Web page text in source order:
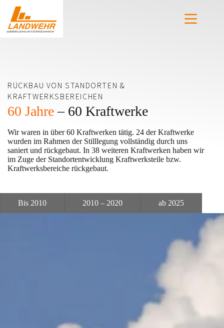
Inhalt
springen
RÜCKBAU VON STANDORTEN &
KRAFTWERKSBEREICHEN
60 Jahre– 60 Kraftwerke
Wir waren in über 60 Kraftwerken tätig. 24 der Kraftwerke
wurden im Rahmen der Stilllegung vollständig durch uns
saniert und rückgebaut. In 38 weiteren Kraftwerken haben wir
im Zuge der Standortentwicklung Kraftwerksteile bzw.
Kraftwerksbereiche rückgebaut.
Bis 2010 2010 – 2020 ab 2025